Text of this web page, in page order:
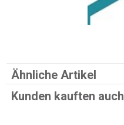
Ähnliche Artikel
Kunden kauften auch